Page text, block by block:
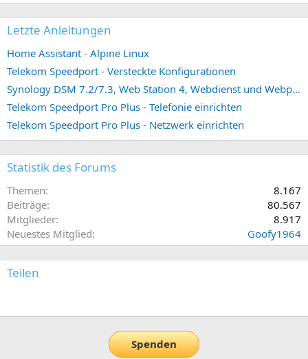
Letzte Anleitungen
Home Assistant - Alpine Linux
Telekom Speedport - Versteckte Konfigurationen
Synology DSM 7.2/7.3, Web Station 4, Webdienst und Webportal erstellen (ehemals vHost)
Telekom Speedport Pro Plus - Telefonie einrichten
Telekom Speedport Pro Plus - Netzwerk einrichten
Statistik des Forums
Themen
8.167
Beiträge
80.567
Mitglieder
8.917
Neuestes Mitglied
Goofy1964
Teilen
Spenden